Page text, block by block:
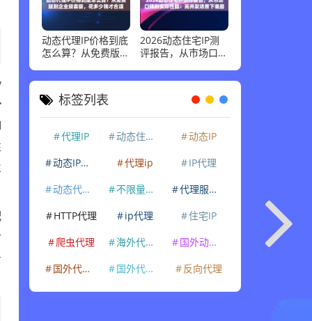
动态代理IP价格到底
怎么算？从免费版到
钱才合适
2026动态住宅IP测
评报告，从市场口碑
场景下谁最稳
标签列表
代理IP 动态住宅IP
动态IP
动态IP代理
代理ip
IP代理
动态代理IP
不限量代理IP
代理服务器
HTTP代理
ip代理
住宅IP
爬虫代理
海外代理ip
国外动态IP
国外代理IP
国外代理ip 反向代理